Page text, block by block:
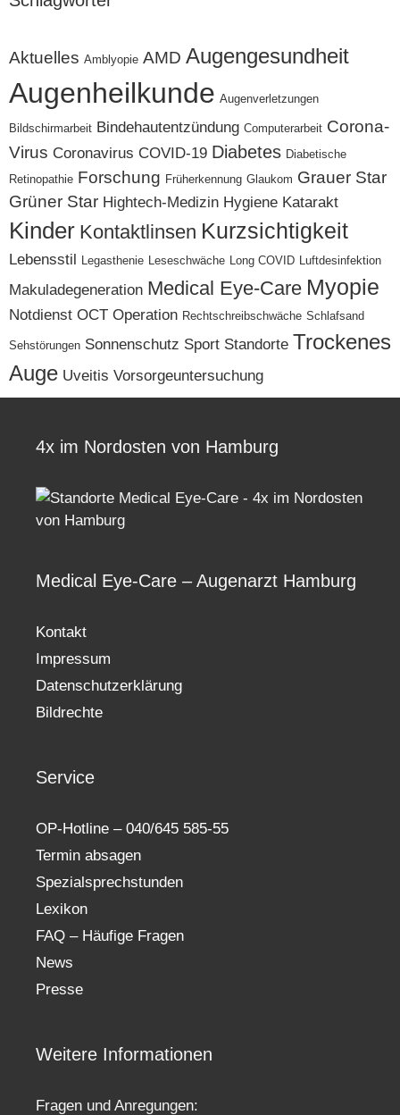
Aktuelles Amblyopie AMD Augengesundheit
Augenheilkunde Augenverletzungen
Bildschirmarbeit Bindehautentzündung Computerarbeit Corona-
Virus Coronavirus COVID-19 Diabetes Diabetische
Retinopathie Forschung Früherkennung Glaukom Grauer Star
Grüner Star Hightech-Medizin Hygiene Katarakt
Kinder Kontaktlinsen Kurzsichtigkeit
Lebensstil Legasthenie Leseschwäche Long COVID Luftdesinfektion
Makuladegeneration Medical Eye-Care Myopie
Notdienst OCT Operation Rechtschreibschwäche Schlafsand
Sehstörungen Sonnenschutz Sport Standorte Trockenes
Auge Uveitis Vorsorgeuntersuchung
4x im Nordosten von Hamburg
Medical Eye-Care – Augenarzt Hamburg
Kontakt
Impressum
Datenschutzerklärung
Bildrechte
Service
OP-Hotline – 040/645 585-55
Termin absagen
Spezialsprechstunden
Lexikon
FAQ – Häufige Fragen
News
Presse
Weitere Informationen
Fragen und Anregungen: